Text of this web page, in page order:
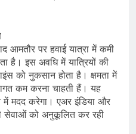
आमतौर पर हवाई यात्रा में कमी
है। इस अवधि में यात्रियों की
को नुकसान होता है। क्षमता में
कम करना चाहती हैं। यह
में मदद करेगा। एअर इंडिया और
सेवाओं को अनुकूलित कर रही